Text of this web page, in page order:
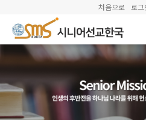
처음으로 로그